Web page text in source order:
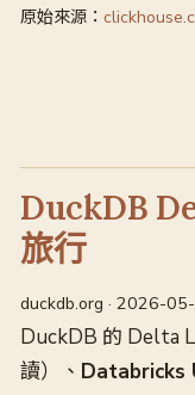
原始來源：
DuckDB
旅行
duckdb.org · 2026-
DuckDB 的 Delta
讀）、 Databricks